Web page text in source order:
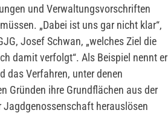
und Verwaltungsvorschriften
„Dabei ist uns gar nicht klar“,
Josef Schwan, „welches Ziel die
damit verfolgt“. Als Beispiel nennt er
das Verfahren, unter denen
Gründen ihre Grundflächen aus der
herauslösen